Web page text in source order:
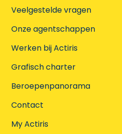
Veelgestelde vragen
Onze agentschappen
Werken bij Actiris
Grafisch charter
Beroepenpanorama
Contact
My Actiris